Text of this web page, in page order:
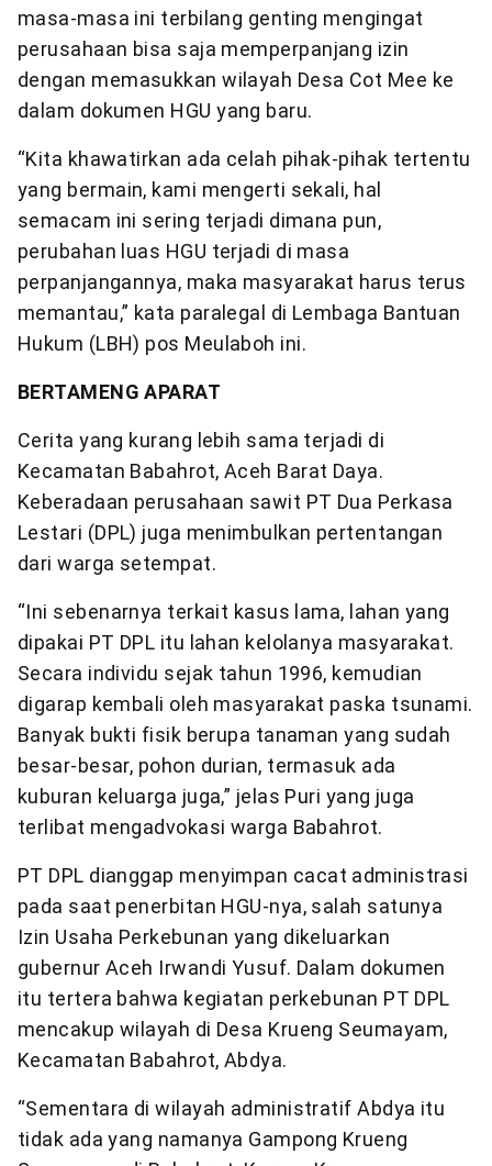
masa-masa ini terbilang genting mengingat
perusahaan bisa saja memperpanjang izin
dengan memasukkan wilayah Desa Cot Mee ke
dalam dokumen HGU yang baru.
“Kita khawatirkan ada celah pihak-pihak tertentu
yang bermain, kami mengerti sekali, hal
semacam ini sering terjadi dimana pun,
perubahan luas HGU terjadi di masa
perpanjangannya, maka masyarakat harus terus
memantau,” kata paralegal di Lembaga Bantuan
Hukum (LBH) pos Meulaboh ini.
BERTAMENG APARAT
Cerita yang kurang lebih sama terjadi di
Kecamatan Babahrot, Aceh Barat Daya.
Keberadaan perusahaan sawit PT Dua Perkasa
Lestari (DPL) juga menimbulkan pertentangan
dari warga setempat.
“Ini sebenarnya terkait kasus lama, lahan yang
dipakai PT DPL itu lahan kelolanya masyarakat.
Secara individu sejak tahun 1996, kemudian
digarap kembali oleh masyarakat paska tsunami.
Banyak bukti fisik berupa tanaman yang sudah
besar-besar, pohon durian, termasuk ada
kuburan keluarga juga,” jelas Puri yang juga
terlibat mengadvokasi warga Babahrot.
PT DPL dianggap menyimpan cacat administrasi
pada saat penerbitan HGU-nya, salah satunya
Izin Usaha Perkebunan yang dikeluarkan
gubernur Aceh Irwandi Yusuf. Dalam dokumen
itu tertera bahwa kegiatan perkebunan PT DPL
mencakup wilayah di Desa Krueng Seumayam,
Kecamatan Babahrot, Abdya.
“Sementara di wilayah administratif Abdya itu
tidak ada yang namanya Gampong Krueng